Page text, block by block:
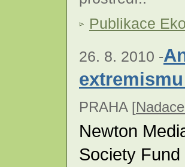
Publikace
26. 8. 2010 -
PRAHA [
Newton
Society